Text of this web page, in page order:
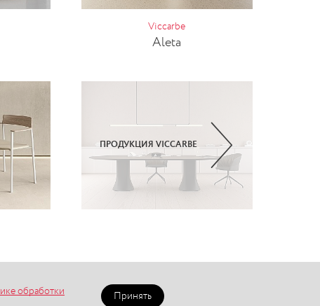
обработки
Принять
Viccarbe
Aleta
ПРОДУКЦИЯ VICCARBE